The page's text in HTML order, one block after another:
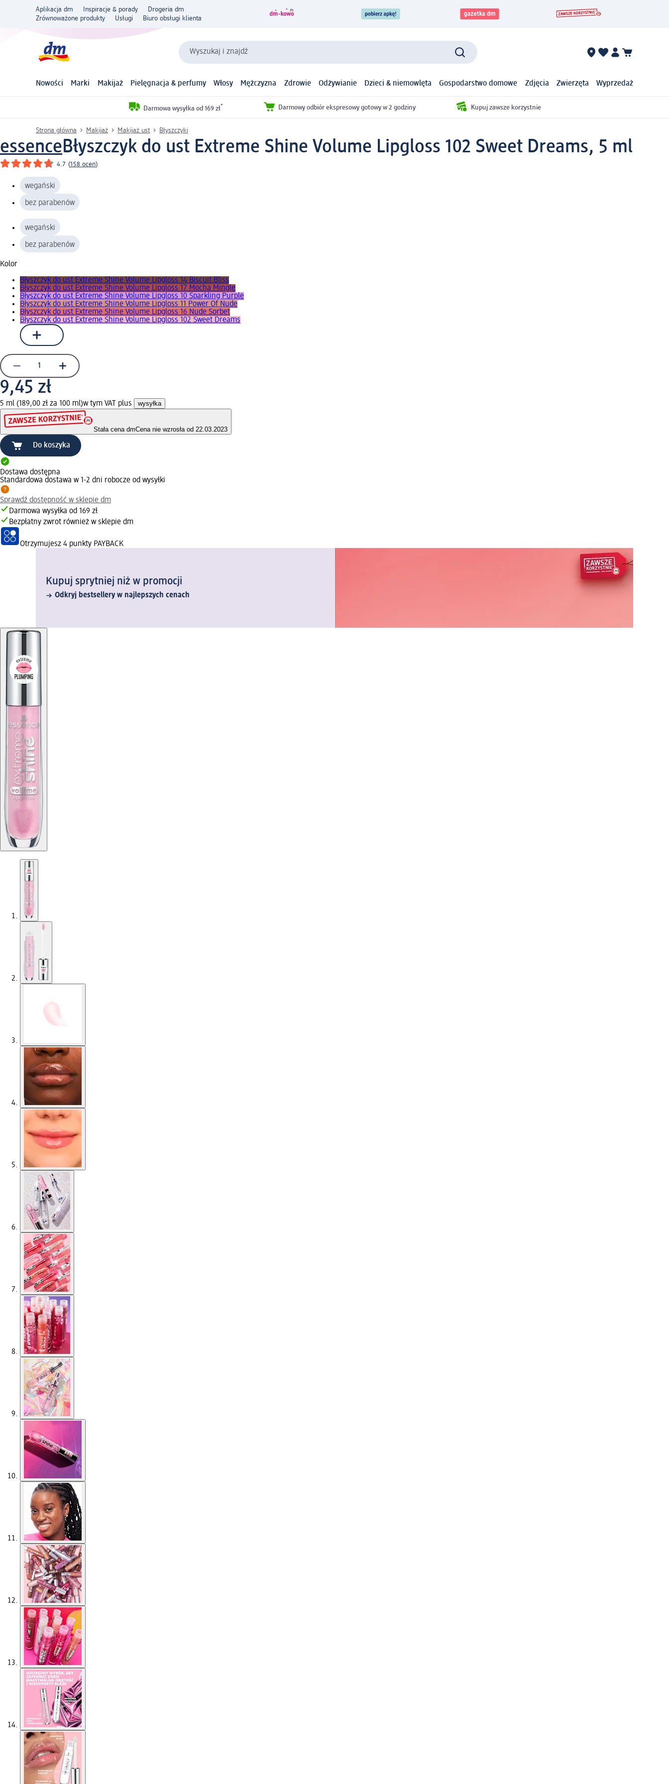
Aplikacja dm Inspiracje & porady
Drogeria dm
Zrównoważone produkty
Usługi Biuro obsługi klienta
Wyszukaj i znajdź
Nowości Marki Makijaż Pielęgnacja & perfumy Włosy Mężczyzna Zdrowie Odżywianie Dzieci & niemowlęta Gospodarstwo domowe Zdjęcia Zwierzęta Wyprzedaż
Darmowa wysyłka od 169 zł* Darmowy odbiór ekspresowy gotowy w 2 godziny Kupuj zawsze korzystnie
Strona główna Makijaż Makijaż ust Błyszczyki
essenceBłyszczyk do ust Extreme Shine Volume Lipgloss 102 Sweet Dreams, 5 ml
4.7 (158 ocen)
wegański
bez parabenów
wegański
bez parabenów
Kolor
Błyszczyk do ust Extreme Shine Volume Lipgloss 14 Biscuit Bliss
Błyszczyk do ust Extreme Shine Volume Lipgloss 17 Mocha Mingle
Błyszczyk do ust Extreme Shine Volume Lipgloss 10 Sparkling Purple
Błyszczyk do ust Extreme Shine Volume Lipgloss 11 Power Of Nude
Błyszczyk do ust Extreme Shine Volume Lipgloss 16 Nude Sorbet
Błyszczyk do ust Extreme Shine Volume Lipgloss 102 Sweet Dreams
9,45 zł
5 ml (189,00 zł za 100 ml)w tym VAT plus wysyłka
Stała cena dmCena nie wzrosła od 22.03.2023
Do koszyka
Dostawa dostępna
Standardowa dostawa w 1-2 dni robocze od wysyłki
Sprawdź dostępność w sklepie dm
Darmowa wysyłka od 169 zł
Bezpłatny zwrot również w sklepie dm
Otrzymujesz 4 punkty PAYBACK
Kupuj sprytniej niż w promocji
Odkryj bestsellery w najlepszych cenach